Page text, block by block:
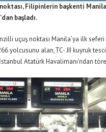
noktası, Filipinlerin başkenti
başladı.
uçuş noktası Manila’ya ilk
yolcusunu alan,TC- JII kuyruk
İstanbul Atatürk Havalimanı’ndan